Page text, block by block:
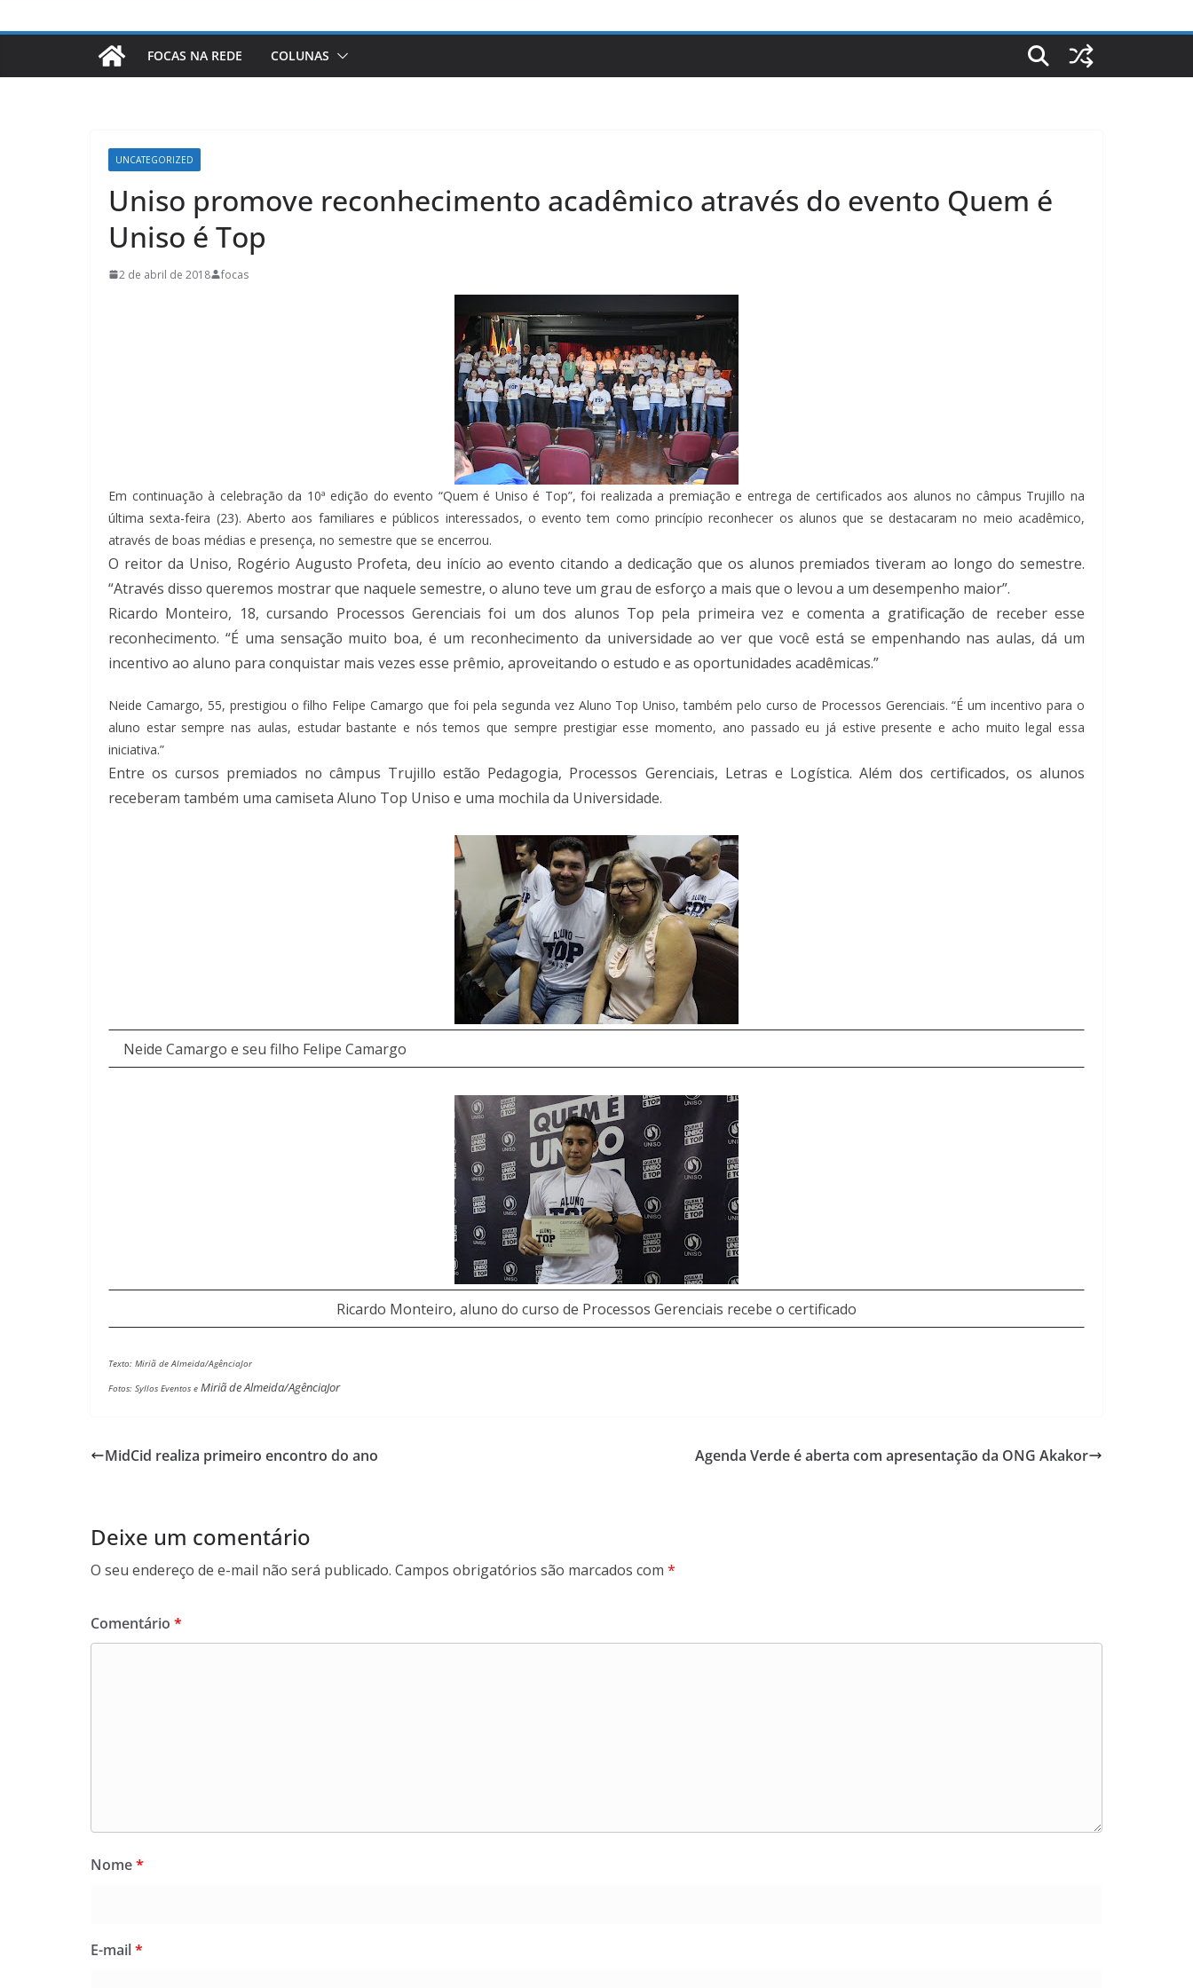
FOCAS NA REDE COLUNAS
UNCATEGORIZED
Uniso promove reconhecimento acadêmico através do evento Quem é
Uniso é Top
2 de abril de 2018 focas
Em continuação à celebração da 10ª edição do evento “Quem é Uniso é Top”, foi realizada a premiação e entrega de certificados aos alunos no câmpus Trujillo na
última sexta-feira (23). Aberto aos familiares e públicos interessados, o evento tem como princípio reconhecer os alunos que se destacaram no meio acadêmico,
através de boas médias e presença, no semestre que se encerrou.
O reitor da Uniso, Rogério Augusto Profeta, deu início ao evento citando a dedicação que os alunos premiados tiveram ao longo do semestre.
“Através disso queremos mostrar que naquele semestre, o aluno teve um grau de esforço a mais que o levou a um desempenho maior”.
Ricardo Monteiro, 18, cursando Processos Gerenciais foi um dos alunos Top pela primeira vez e comenta a gratificação de receber esse
reconhecimento. “É uma sensação muito boa, é um reconhecimento da universidade ao ver que você está se empenhando nas aulas, dá um
incentivo ao aluno para conquistar mais vezes esse prêmio, aproveitando o estudo e as oportunidades acadêmicas.”
Neide Camargo, 55, prestigiou o filho Felipe Camargo que foi pela segunda vez Aluno Top Uniso, também pelo curso de Processos Gerenciais. “É um incentivo para o
aluno estar sempre nas aulas, estudar bastante e nós temos que sempre prestigiar esse momento, ano passado eu já estive presente e acho muito legal essa
iniciativa.”
Entre os cursos premiados no câmpus Trujillo estão Pedagogia, Processos Gerenciais, Letras e Logística. Além dos certificados, os alunos
receberam também uma camiseta Aluno Top Uniso e uma mochila da Universidade.
Neide Camargo e seu filho Felipe Camargo
Ricardo Monteiro, aluno do curso de Processos Gerenciais recebe o certificado
Texto: Miriã de Almeida/AgênciaJor
Fotos: Syllos Eventos e Miriã de Almeida/AgênciaJor
MidCid realiza primeiro encontro do ano Agenda Verde é aberta com apresentação da ONG Akakor
Deixe um comentário
O seu endereço de e-mail não será publicado. Campos obrigatórios são marcados com *
Comentário *
Nome*
E-mail*